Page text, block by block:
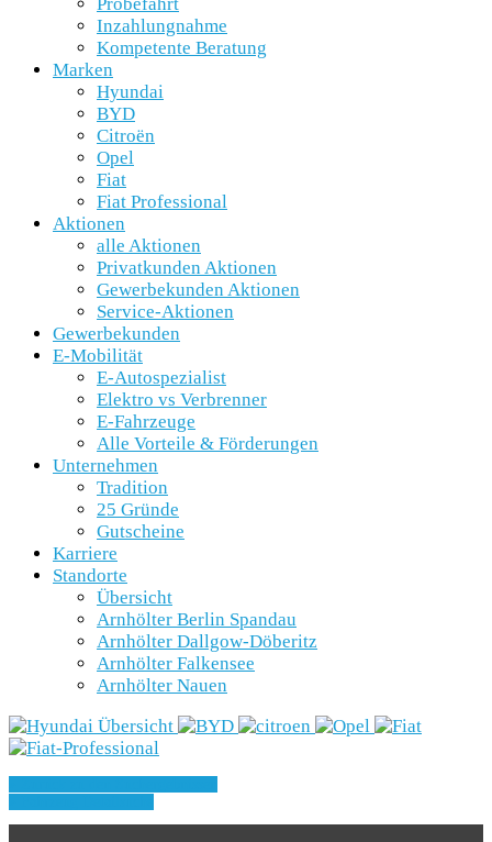
Inzahlungnahme
Kompetente Beratung
Marken
Hyundai
BYD
Citroën
Opel
Fiat
Fiat Professional
Aktionen
alle Aktionen
Privatkunden Aktionen
Gewerbekunden Aktionen
Service-Aktionen
Gewerbekunden
E-Mobilität
E-Autospezialist
Elektro vs Verbrenner
E-Fahrzeuge
Alle Vorteile & Förderungen
Unternehmen
Tradition
25 Gründe
Gutscheine
Karriere
Standorte
Übersicht
Arnhölter Berlin Spandau
Arnhölter Dallgow-Döberitz
Arnhölter Falkensee
Arnhölter Nauen